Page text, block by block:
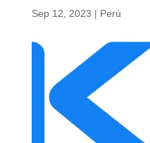
Sep 12, 2023 | Perú